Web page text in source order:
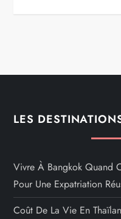
LES
Vivre À Bangkok Quand
Pour Une Expatriation
Coût De La Vie En